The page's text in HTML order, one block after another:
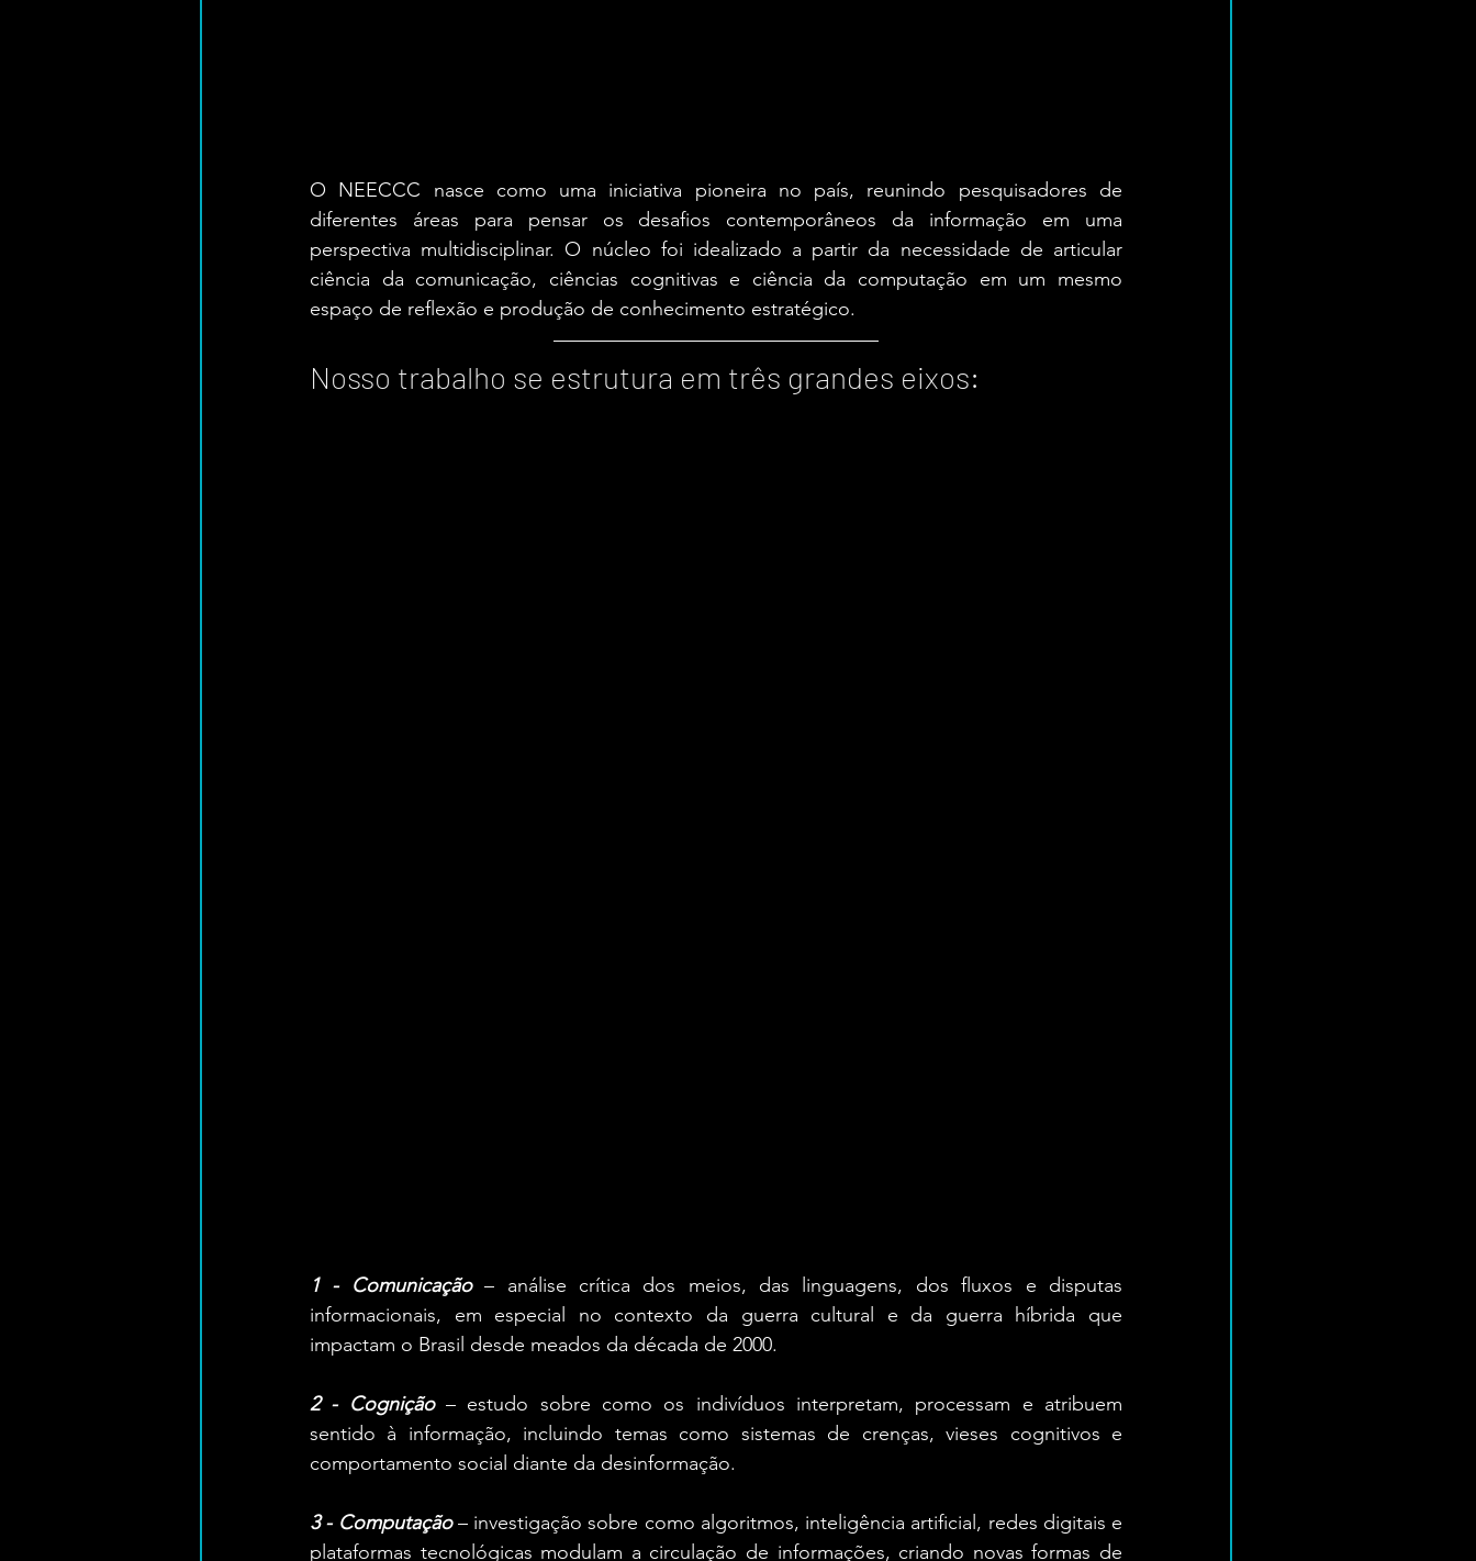
O NEECCC nasce como uma iniciativa pioneira no país, reunindo pesquisadores de
diferentes áreas para pensar os desafios contemporâneos da informação em uma
perspectiva multidisciplinar. O núcleo foi idealizado a partir da necessidade de articular
ciência da comunicação, ciências cognitivas e ciência da computação em um mesmo
espaço de reflexão e produção de conhecimento estratégico.
Nosso trabalho se estrutura em três grandes eixos:
1 - Comunicação – análise crítica dos meios, das linguagens, dos fluxos e disputas
informacionais, em especial no contexto da guerra cultural e da guerra híbrida que
impactam o Brasil desde meados da década de 2000.
2 - Cognição – estudo sobre como os indivíduos interpretam, processam e atribuem
sentido à informação, incluindo temas como sistemas de crenças, vieses cognitivos e
comportamento social diante da desinformação.
3 - Computação – investigação sobre como algoritmos, inteligência artificial, redes digitais e
plataformas tecnológicas modulam a circulação de informações, criando novas formas de